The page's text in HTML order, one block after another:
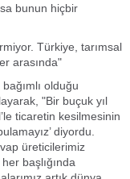
bunun hiçbir
Türkiye, tarımsal
arasında"
olduğu
"Bir buçuk yıl
ticaretin kesilmesinin
diyordu.
üreticilerimiz
başlığında